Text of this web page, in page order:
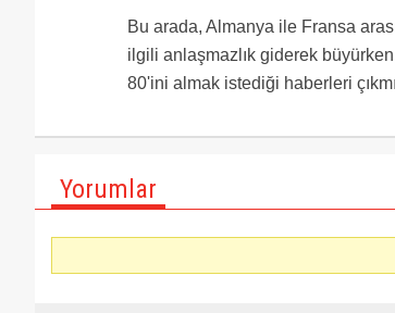
Bu arada, Almanya ile Fransa
ilgili anlaşmazlık giderek
80'ini almak istediği haberleri
Yorumlar